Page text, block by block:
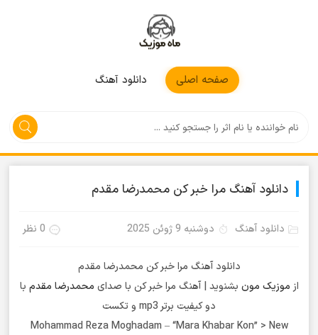
صفحه اصلی دانلود آهنگ
دانلود آهنگ مرا خبر کن محمدرضا مقدم
دانلود آهنگ دوشنبه 9 ژوئن 2025 0 نظر
دانلود آهنگ مرا خبر کن محمدرضا مقدم
از موزیک مون بشنوید | آهنگ مرا خبر کن با صدای محمدرضا مقدم با
دو کیفیت برتر mp3 و تکست
Mohammad Reza Moghadam – “Mara Khabar Kon” > New